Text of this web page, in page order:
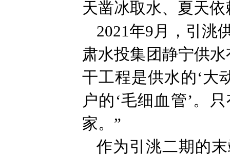
天凿冰取水、夏天
2021年9月，引洮
肃水投集团静宁供
干工程是供水的‘大
户的‘毛细血管’。
家。”
作为引洮二期的